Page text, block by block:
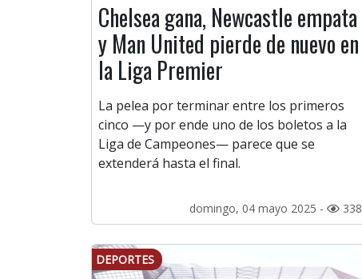
Chelsea gana, Newcastle empata
y Man United pierde de nuevo en
la Liga Premier
La pelea por terminar entre los primeros
cinco —y por ende uno de los boletos a la
Liga de Campeones— parece que se
extenderá hasta el final.
domingo, 04 mayo 2025 - 338
DEPORTES